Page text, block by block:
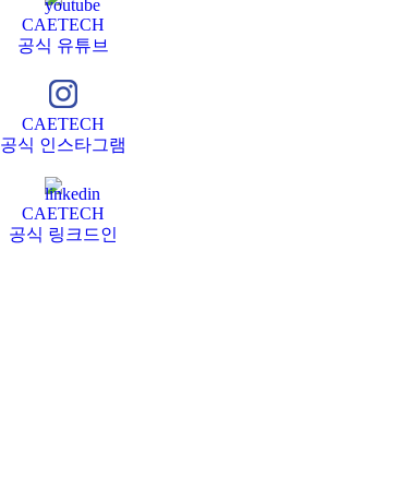
CAETECH
공식 유튜브
CAETECH
공식 인스타그램
CAETECH
공식 링크드인